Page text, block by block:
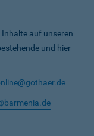
Inhalte auf unseren
und hier